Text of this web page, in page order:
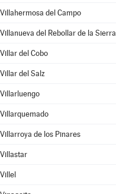
Villahermosa del Campo
Villanueva del Rebollar de la Sierra
Villar del Cobo
Villar del Salz
Villarluengo
Villarquemado
Villarroya de los Pinares
Villastar
Villel